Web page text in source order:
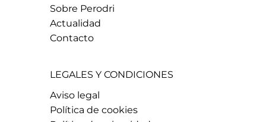
Sobre Perodri
Actualidad
Contacto
LEGALES Y CONDICIONES
Aviso legal
Política de cookies